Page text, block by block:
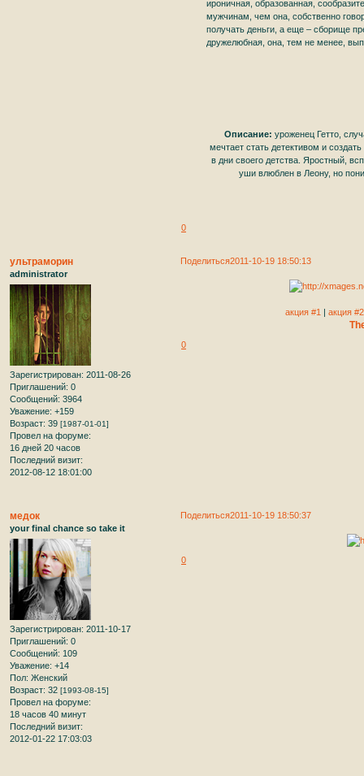
ироничная, образованная,
мужчинам, чем она, собственно
получать деньги, а еще – сборище
дружелюбная, она, тем не менее,
Описание:уроженец Гетто,
мечтает стать детективом и
в дни своего детства. Яростный,
уши влюблен в Леону, но
0
Поделиться2011-10-19 18:50:13
ультраморин
administrator
Зарегистрирован: 2011-08-26
Приглашений: 0
Сообщений: 3964
Уважение: +159
Возраст: 39 [1987-01-01]
Провел на форуме:
16 дней 20 часов
Последний визит:
2012-08-12 18:01:00
акция #1 | акция #2
0
Поделиться2011-10-19 18:50:37
медок
your final chance so take it
Зарегистрирован: 2011-10-17
Приглашений: 0
Сообщений: 109
Уважение: +14
Пол: Женский
Возраст: 32 [1993-08-15]
Провел на форуме:
18 часов 40 минут
Последний визит:
2012-01-22 17:03:03
0